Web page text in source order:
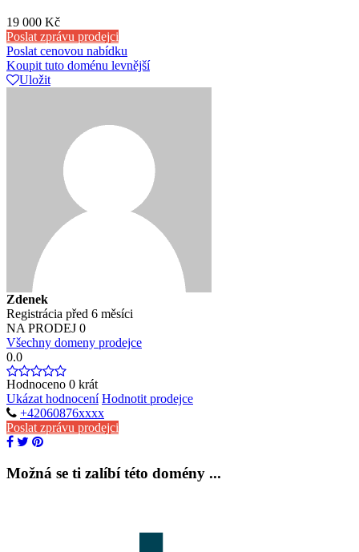
19 000 Kč
Poslat zprávu prodejci
Poslat cenovou nabídku
Koupit tuto doménu levnější
Uložit
Zdenek
Registrácia před 6 měsíci
NA PRODEJ 0
Všechny domeny prodejce
0.0
Hodnoceno 0 krát
Ukázat hodnocení Hodnotit prodejce
+42060876xxxx
Poslat zprávu prodejci
Možná se ti zalíbí této domény ...